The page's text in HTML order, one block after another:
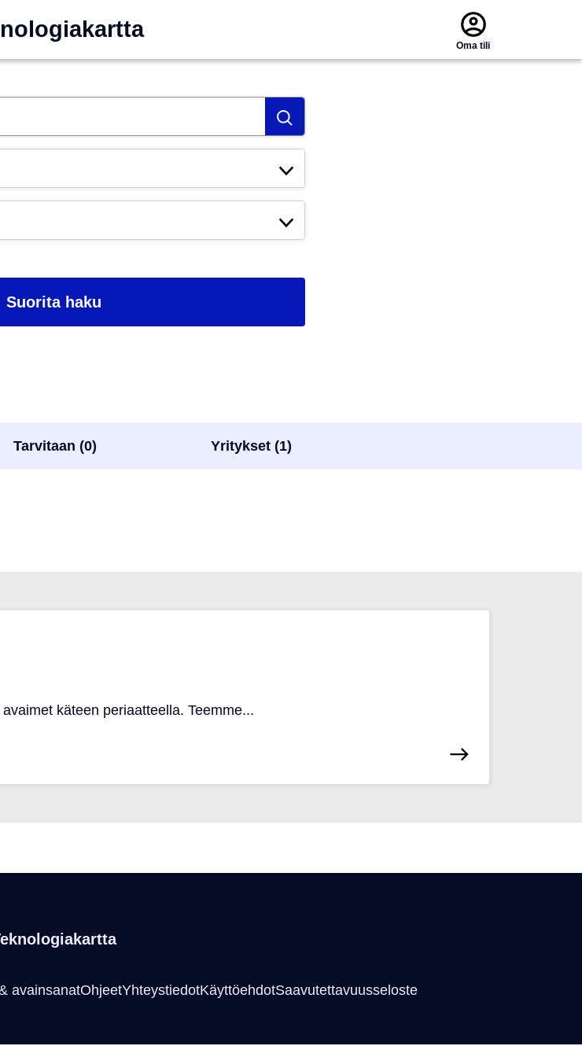
Oma tili
Suorita haku
Tarvitaan (0) Yritykset (1)
käteen periaatteella. Teemme...
avainsanatOhjeetYhteystiedotKäyttöehdotSaavutettavuusseloste